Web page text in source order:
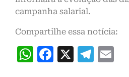
campanha salarial.
Compartilhe essa notícia:
WhatsApp
Facebook
X